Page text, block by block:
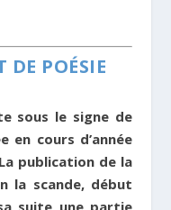
DE POÉSIE
sous le signe de
en cours d’année
publication de la
la scande, début
suite une partie